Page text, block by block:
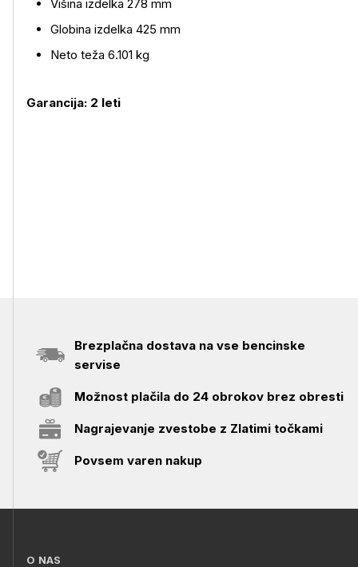
Višina izdelka 278 mm
Globina izdelka 425 mm
Neto teža 6.101 kg
Garancija: 2 leti
Brezplačna dostava na vse bencinske
servise
Možnost plačila do 24 obrokov brez obresti
Nagrajevanje zvestobe z Zlatimi točkami
Povsem varen nakup
O NAS